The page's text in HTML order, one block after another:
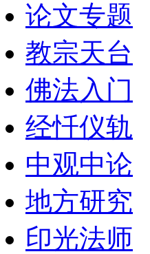
论文专题
教宗天台
佛法入门
经忏仪轨
中观中论
地方研究
印光法师